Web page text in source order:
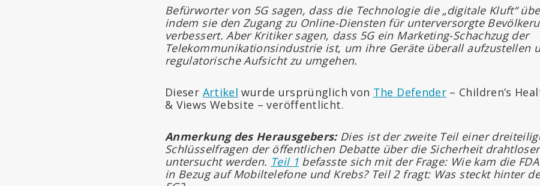
Befürworter von 5G sagen, dass die Technologie die „digitale Kluft“
indem sie den Zugang zu Online-Diensten für unterversorgte
verbessert. Aber Kritiker sagen, dass 5G ein Marketing-Schachzug der
Telekommunikationsindustrie ist, um ihre Geräte überall aufzustellen
regulatorische Aufsicht zu umgehen.
Dieser Artikel wurde ursprünglich von The Defender – Children’s
& Views Website – veröffentlicht.
Anmerkung des Herausgebers:Dies ist der zweite Teil einer
Schlüsselfragen der öffentlichen Debatte über die Sicherheit
untersucht werden. Teil 1 befasste sich mit der Frage: Wie kam die
in Bezug auf Mobiltelefone und Krebs? Teil 2 fragt: Was steckt hinter